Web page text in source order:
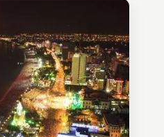
se disfruta
de las bahías
la costa.